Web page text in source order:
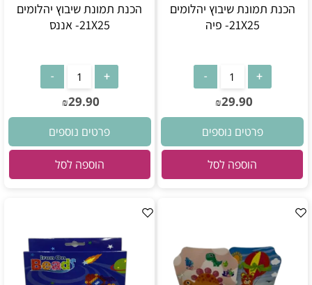
הכנת תמונת שיבוץ יהלומים
21X25- פיה
₪29.90
פרטים נוספים
הוספה לסל
הכנת תמונת שיבוץ יהלומים
21X25- אננס
₪29.90
פרטים נוספים
הוספה לסל